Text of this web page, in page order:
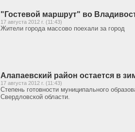
"Гостевой маршрут" во
17 августа 2012 г. (11:43)
Жители города массово поехали за город
Алапаевский район остается в
17 августа 2012 г. (11:43)
Степень готовности муниципального
Свердловской области.